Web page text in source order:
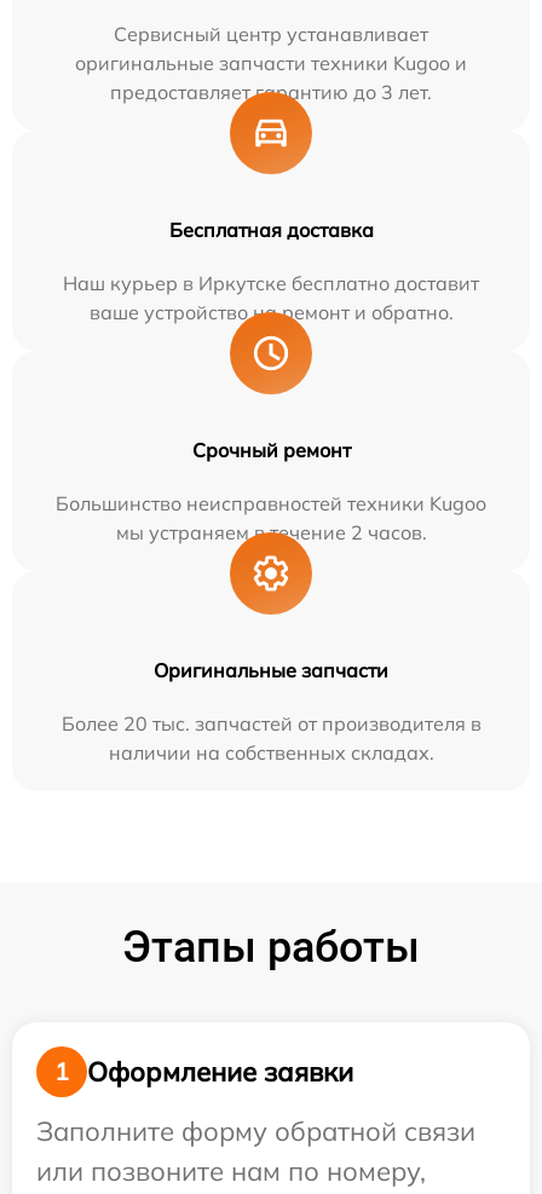
Сервисный центр устанавливает
оригинальные запчасти техники Kugoo и
предоставляет гарантию до 3 лет.
Бесплатная доставка
Наш курьер в Иркутске бесплатно доставит
ваше устройство на ремонт и обратно.
Срочный ремонт
Большинство неисправностей техники Kugoo
мы устраняем в течение 2 часов.
Оригинальные запчасти
Более 20 тыс. запчастей от производителя в
наличии на собственных складах.
Этапы работы
1
Оформление заявки
Заполните форму обратной связи
или позвоните нам по номеру,